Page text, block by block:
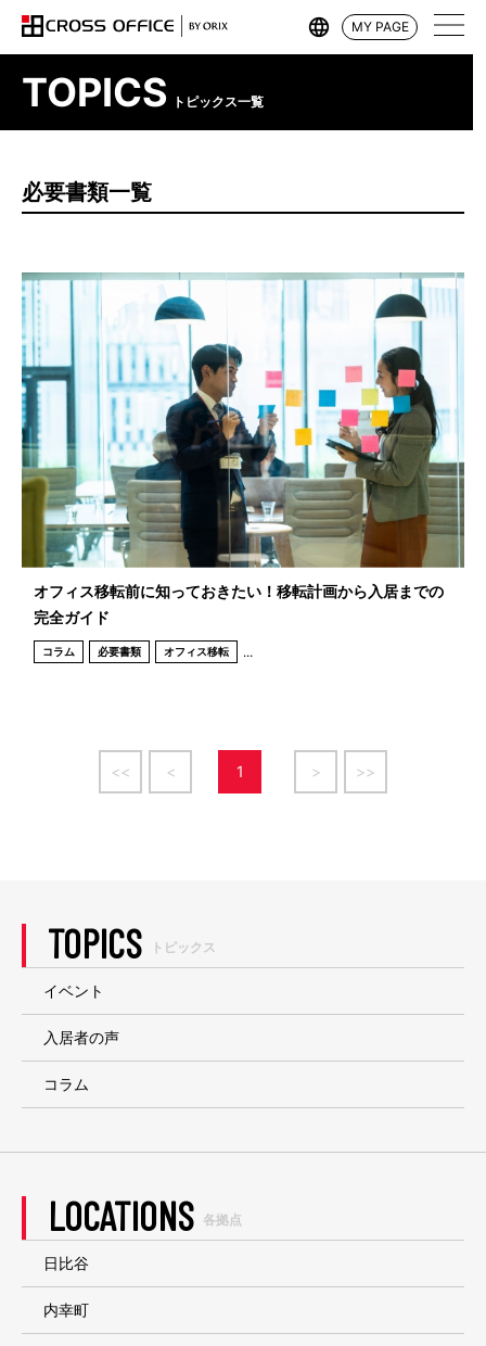
MY PAGE
TOPICS トピックス一覧
必要書類一覧
オフィス移転前に知っておきたい！移転計画から入居までの
完全ガイド
コラム 必要書類 オフィス移転 ...
<< < 1 > >>
TOPICS トピックス
イベント
入居者の声
コラム
LOCATIONS 各拠点
日比谷
内幸町